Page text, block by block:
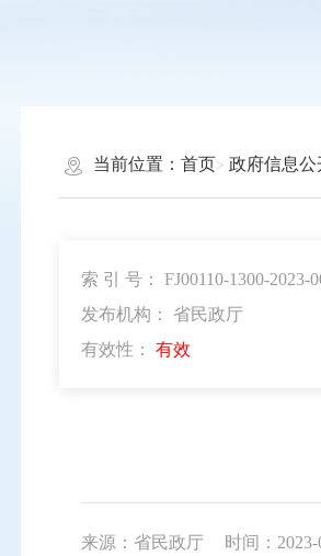
当前位置： 首页 政府信息公
索 引 号： FJ00110-1300-2023-
发布机构： 省民政厅
有效性： 有效
来源：省民政厅 时间：2023-